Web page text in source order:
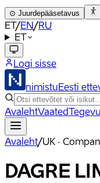
⊙ Juurdepääsetavus
ET/EN/RU
ET
Logi sisse
nimistuEesti
AvalehtVaated
Avaleht/UK ·
DAGRE